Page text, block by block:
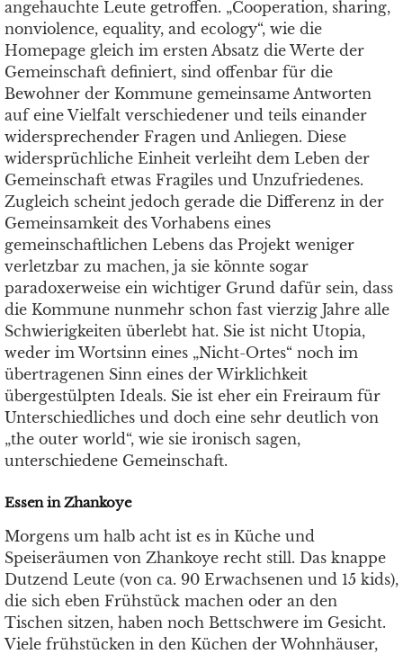
angehauchte Leute getroffen. „Cooperation, sharing,
nonviolence, equality, and ecology“, wie die
Homepage gleich im ersten Absatz die Werte der
Gemeinschaft definiert, sind offenbar für die
Bewohner der Kommune gemeinsame Antworten
auf eine Vielfalt verschiedener und teils einander
widersprechender Fragen und Anliegen. Diese
widersprüchliche Einheit verleiht dem Leben der
Gemeinschaft etwas Fragiles und Unzufriedenes.
Zugleich scheint jedoch gerade die Differenz in der
Gemeinsamkeit des Vorhabens eines
gemeinschaftlichen Lebens das Projekt weniger
verletzbar zu machen, ja sie könnte sogar
paradoxerweise ein wichtiger Grund dafür sein, dass
die Kommune nunmehr schon fast vierzig Jahre alle
Schwierigkeiten überlebt hat. Sie ist nicht Utopia,
weder im Wortsinn eines „Nicht-Ortes“ noch im
übertragenen Sinn eines der Wirklichkeit
übergestülpten Ideals. Sie ist eher ein Freiraum für
Unterschiedliches und doch eine sehr deutlich von
„the outer world“, wie sie ironisch sagen,
unterschiedene Gemeinschaft.
Essen in Zhankoye
Morgens um halb acht ist es in Küche und
Speiseräumen von Zhankoye recht still. Das knappe
Dutzend Leute (von ca. 90 Erwachsenen und 15 kids),
die sich eben Frühstück machen oder an den
Tischen sitzen, haben noch Bettschwere im Gesicht.
Viele frühstücken in den Küchen der Wohnhäuser,